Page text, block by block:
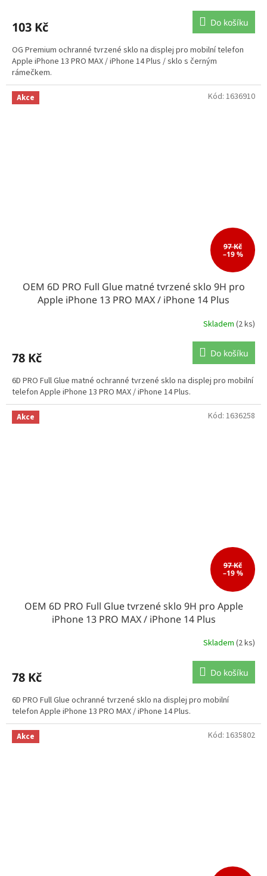
103 Kč Do košíku
OG Premium ochranné tvrzené sklo na displej pro mobilní telefon
Apple iPhone 13 PRO MAX / iPhone 14 Plus / sklo s černým
rámečkem.
Akce
97 Kč
–19 %
OEM 6D PRO Full Glue matné tvrzené sklo 9H pro
Apple iPhone 13 PRO MAX / iPhone 14 Plus
Skladem (2 ks)
78 Kč Do košíku
6D PRO Full Glue matné ochranné tvrzené sklo na displej pro mobilní
telefon Apple iPhone 13 PRO MAX / iPhone 14 Plus.
Kód: 1636910
Akce
97 Kč
–19 %
OEM 6D PRO Full Glue tvrzené sklo 9H pro Apple
iPhone 13 PRO MAX / iPhone 14 Plus
Skladem (2 ks)
78 Kč Do košíku
6D PRO Full Glue ochranné tvrzené sklo na displej pro mobilní
telefon Apple iPhone 13 PRO MAX / iPhone 14 Plus.
Kód: 1636258
Akce Kód: 1635802